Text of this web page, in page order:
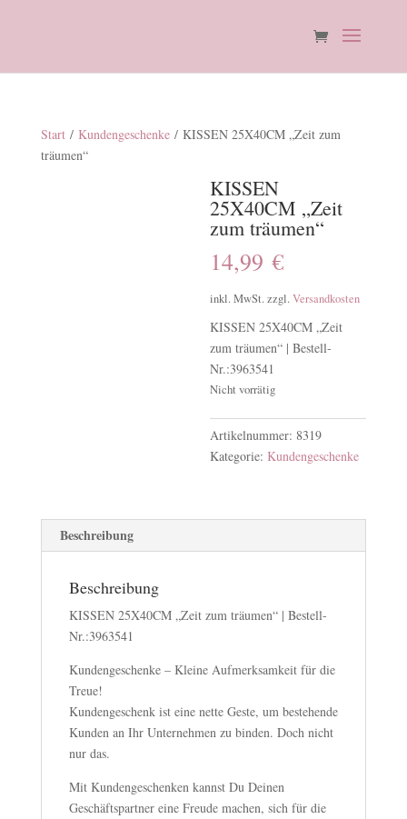
Start/ Kundengeschenke/ KISSEN 25X40CM „Zeit zum
träumen“
KISSEN
25X40CM „Zeit
zum träumen“
14,99€
inkl. MwSt. zzgl.Versandkosten
KISSEN 25X40CM „Zeit
zum träumen“ | Bestell-
Nr.:3963541
Nicht vorrätig
Artikelnummer: 8319
Kategorie: Kundengeschenke
Beschreibung
Beschreibung
KISSEN 25X40CM „Zeit zum träumen“ | Bestell-
Nr.:3963541
Kundengeschenke – Kleine Aufmerksamkeit für die
Treue!
Kundengeschenk ist eine nette Geste, um bestehende
Kunden an Ihr Unternehmen zu binden. Doch nicht
nur das.
Mit Kundengeschenken kannst Du Deinen
Geschäftspartner eine Freude machen, sich für die